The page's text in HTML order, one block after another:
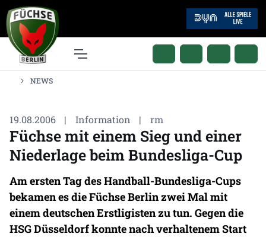
NEWS
19.08.2006 | Information | rm
Füchse mit einem Sieg und einer
Niederlage beim Bundesliga-Cup
Am ersten Tag des Handball-Bundesliga-Cups
bekamen es die Füchse Berlin zwei Mal mit
einem deutschen Erstligisten zu tun. Gegen die
HSG Düsseldorf konnte nach verhaltenem Start